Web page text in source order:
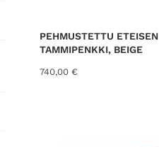
PEHMUSTETTU ETEISEN
TAMMIPENKKI, BEIGE
740,00 €